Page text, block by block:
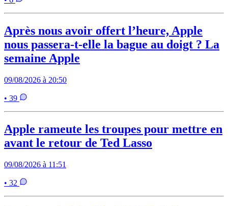
Après nous avoir offert l’heure, Apple
nous passera-t-elle la bague au doigt ? La
semaine Apple
09/08/2026 à 20:50
• 39
Apple rameute les troupes pour mettre en
avant le retour de Ted Lasso
09/08/2026 à 11:51
• 32